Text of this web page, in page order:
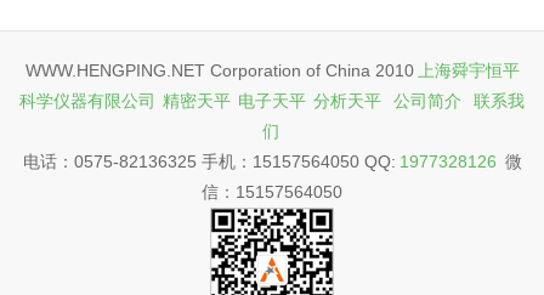
WWW.HENGPING.NET Corporation of China 2010
上海舜宇恒平
科学仪器有限公司 精密天平 电子天平 分析天平 公司简介
联系我
们
电话：0575-82136325 手机：15157564050 QQ: 1977328126 微
信：15157564050